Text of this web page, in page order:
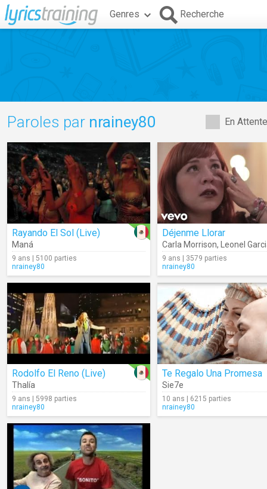
Genres Recherche
En
Paroles par nrainey80
Rayando El Sol (Live)
Maná
9 ans | 5100 parties
nrainey80
Déjenme Llorar
Carla Morrison, Leonel
9 ans | 3579 parties
nrainey80
Rodolfo El Reno (Live)
Thalía
9 ans | 5998 parties
nrainey80
Te Regalo Una Promesa
Sie7e
10 ans | 6215 parties
nrainey80